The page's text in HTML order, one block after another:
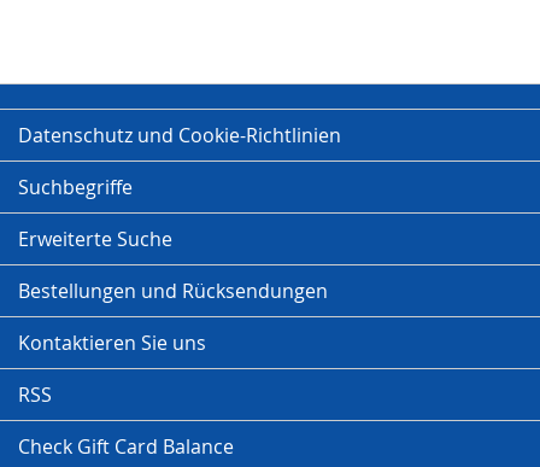
Datenschutz und Cookie-Richtlinien
Suchbegriffe
Erweiterte Suche
Bestellungen und Rücksendungen
Kontaktieren Sie uns
RSS
Check Gift Card Balance